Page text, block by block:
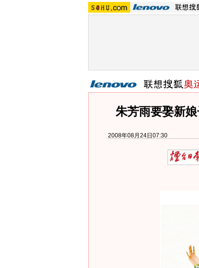
朱芳雨要娶新
2008年08月24日07:30